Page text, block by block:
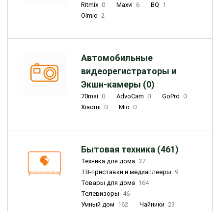
Ritmix 0 Maxvi 6 BQ 1
Olmio 2
Автомобильные
видеорегистраторы и
Экшн-камеры (0)
70mai 0 AdvoCam 0 GoPro 0
Xiaomi 0 Mio 0
Бытовая техника (461)
Техника для дома 37
ТВ-приставки и медиаплееры 9
Товары для дома 164
Телевизоры 46
Умный дом 162 Чайники 23